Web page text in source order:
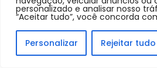
personalizado e analisar nosso
“Aceitar tudo”, você concorda
Personalizar Rejeitar tudo